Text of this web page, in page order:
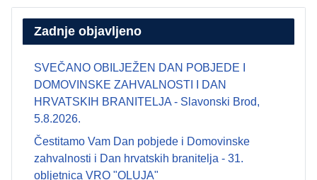
Zadnje objavljeno
SVEČANO OBILJEŽEN DAN POBJEDE I
DOMOVINSKE ZAHVALNOSTI I DAN
HRVATSKIH BRANITELJA - Slavonski Brod,
5.8.2026.
Čestitamo Vam Dan pobjede i Domovinske
zahvalnosti i Dan hrvatskih branitelja - 31.
obljetnica VRO "OLUJA"